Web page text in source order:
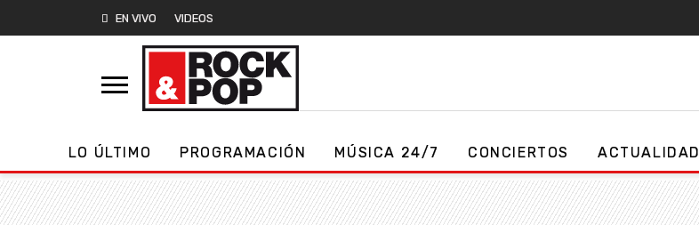
EN VIVO VIDEOS
LO ÚLTIMO PROGRAMACIÓN MÚSICA 24/7 CONCIERTOS ACTUALIDAD